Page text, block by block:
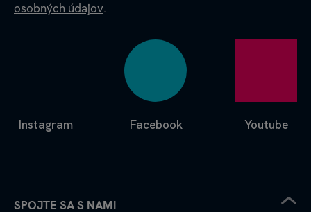
osobných údajov.
Facebook
Instagram Youtube
SPOJTE SA S NAMI